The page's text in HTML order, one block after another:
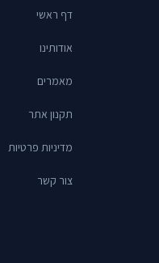
דף ראשי
אודותינו
מאמרים
תקנון אתר
מדיניות פרטיות
צור קשר